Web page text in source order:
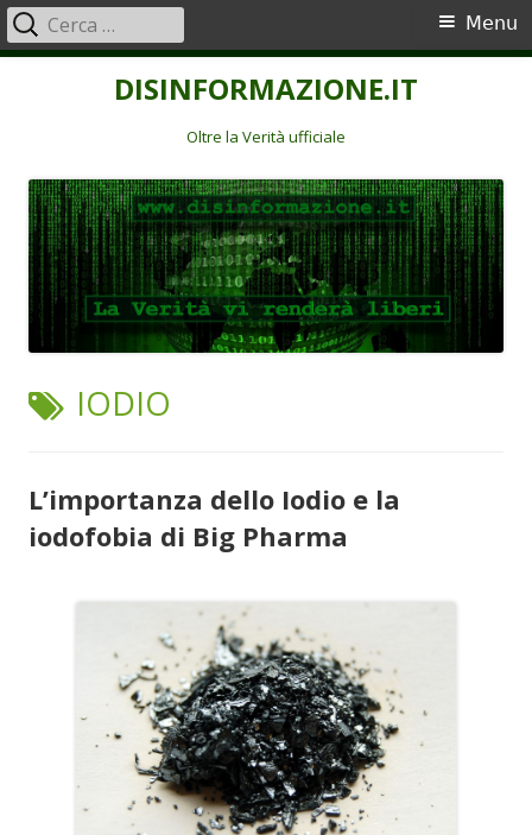
DISINFORMAZIONE.IT
Oltre la Verità ufficiale
Menu
principale
Menu
Ricerca
per:
TAG:
IODIO
L’importanza dello Iodio e la
iodofobia di Big Pharma